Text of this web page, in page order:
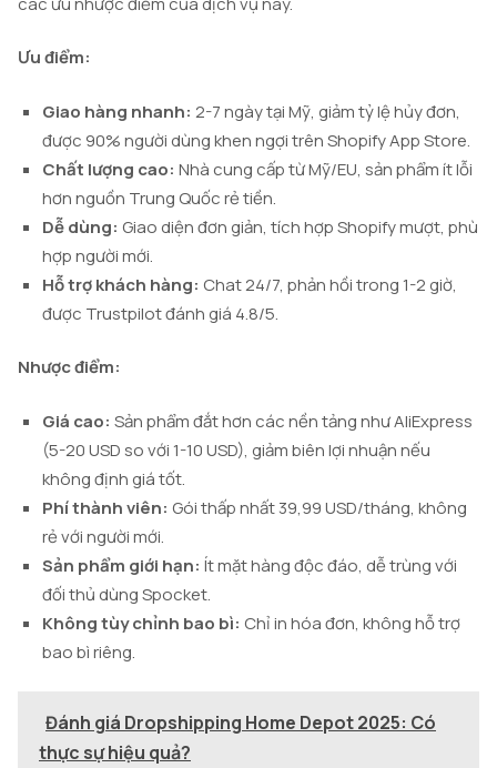
Ưu điểm:
Giao hàng nhanh: 2-7 ngày tại Mỹ, giảm tỷ lệ hủy đơn,
được 90% người dùng khen ngợi trên Shopify App Store.
Chất lượng cao: Nhà cung cấp từ Mỹ/EU, sản phẩm ít lỗi
hơn nguồn Trung Quốc rẻ tiền.
Dễ dùng: Giao diện đơn giản, tích hợp Shopify mượt, phù
hợp người mới.
Hỗ trợ khách hàng: Chat 24/7, phản hồi trong 1-2 giờ,
được Trustpilot đánh giá 4.8/5.
Nhược điểm:
Giá cao: Sản phẩm đắt hơn các nền tảng như AliExpress
(5-20 USD so với 1-10 USD), giảm biên lợi nhuận nếu
không định giá tốt.
Phí thành viên: Gói thấp nhất 39,99 USD/tháng, không
rẻ với người mới.
Sản phẩm giới hạn: Ít mặt hàng độc đáo, dễ trùng với
đối thủ dùng Spocket.
Không tùy chỉnh bao bì: Chỉ in hóa đơn, không hỗ trợ
bao bì riêng.
Đánh giá Dropshipping Home Depot 2025: Có
thực sự hiệu quả?